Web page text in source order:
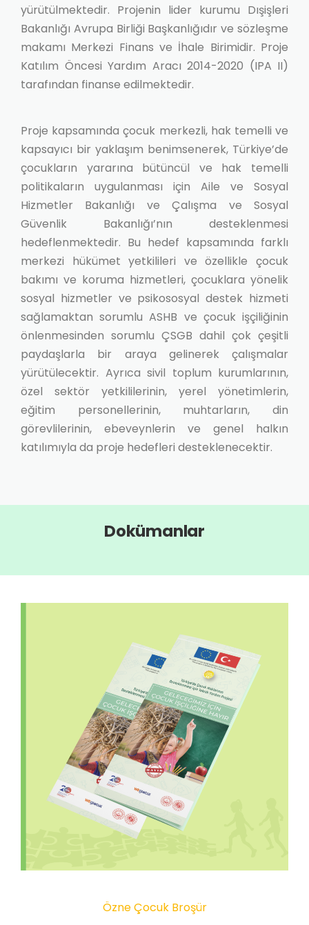
yürütülmektedir. Projenin lider kurumu Dışişleri
Bakanlığı Avrupa Birliği Başkanlığıdır ve sözleşme
makamı Merkezi Finans ve İhale Birimidir. Proje
Katılım Öncesi Yardım Aracı 2014-2020 (IPA II)
tarafından finanse edilmektedir.
Proje kapsamında çocuk merkezli, hak temelli ve
kapsayıcı bir yaklaşım benimsenerek, Türkiye’de
çocukların yararına bütüncül ve hak temelli
politikaların uygulanması için Aile ve Sosyal
Hizmetler Bakanlığı ve Çalışma ve Sosyal
Güvenlik Bakanlığı’nın desteklenmesi
hedeflenmektedir. Bu hedef kapsamında farklı
merkezi hükümet yetkilileri ve özellikle çocuk
bakımı ve koruma hizmetleri, çocuklara yönelik
sosyal hizmetler ve psikososyal destek hizmeti
sağlamaktan sorumlu ASHB ve çocuk işçiliğinin
önlenmesinden sorumlu ÇSGB dahil çok çeşitli
paydaşlarla bir araya gelinerek çalışmalar
yürütülecektir. Ayrıca sivil toplum kurumlarının,
özel sektör yetkililerinin, yerel yönetimlerin,
eğitim personellerinin, muhtarların, din
görevlilerinin, ebeveynlerin ve genel halkın
katılımıyla da proje hedefleri desteklenecektir.
Dokümanlar
Özne Çocuk Broşür